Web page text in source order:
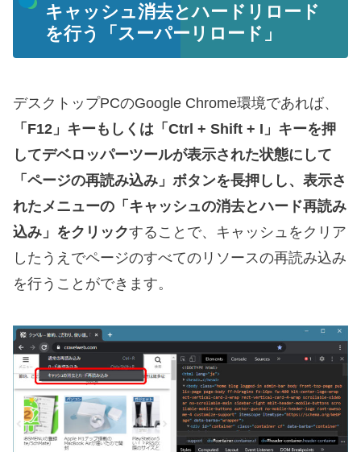
キャッシュ消去とハードリロード
を行う「スーパーリロード」
デスクトップPCのGoogle Chrome環境であれば、
「F12」キーもしくは「Ctrl + Shift + I」キーを押
してデベロッパーツールが表示された状態にして
「ページの再読み込み」ボタンを長押しし、表示さ
れたメニューの「キャッシュの消去とハード再読み
込み」をクリックすることで、キャッシュをクリア
したうえでページのすべてのリソースの再読み込み
を行うことができます。